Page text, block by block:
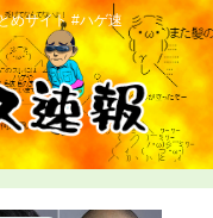
めサイト #ハゲ速